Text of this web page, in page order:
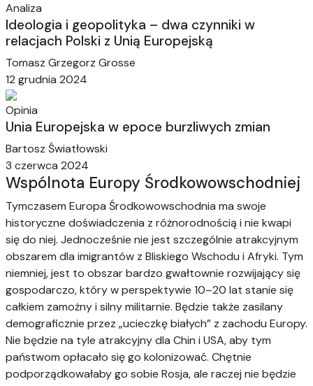
Analiza
Ideologia i geopolityka – dwa czynniki w
relacjach Polski z Unią Europejską
Tomasz Grzegorz Grosse
12 grudnia 2024
Opinia
Unia Europejska w epoce burzliwych zmian
Bartosz Światłowski
3 czerwca 2024
Wspólnota Europy Środkowowschodniej
Tymczasem Europa Środkowowschodnia ma swoje
historyczne doświadczenia z różnorodnością i nie kwapi
się do niej. Jednocześnie nie jest szczególnie atrakcyjnym
obszarem dla imigrantów z Bliskiego Wschodu i Afryki. Tym
niemniej, jest to obszar bardzo gwałtownie rozwijający się
gospodarczo, który w perspektywie 10–20 lat stanie się
całkiem zamożny i silny militarnie. Będzie także zasilany
demograficznie przez „ucieczkę białych” z zachodu Europy.
Nie będzie na tyle atrakcyjny dla Chin i USA, aby tym
państwom opłacało się go kolonizować. Chętnie
podporządkowałaby go sobie Rosja, ale raczej nie będzie